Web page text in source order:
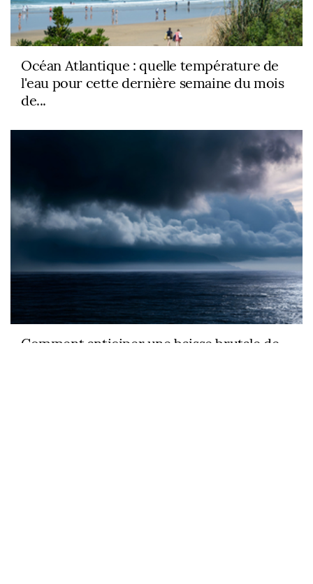
Océan Atlantique : quelle température de
l'eau pour cette dernière semaine du mois
de...
Comment anticiper une baisse brutale de